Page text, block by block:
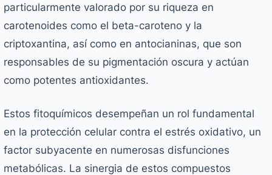
particularmente valorado por su riqueza en
carotenoides como el beta-caroteno y la
criptoxantina, así como en antocianinas, que son
responsables de su pigmentación oscura y actúan
como potentes antioxidantes.
Estos fitoquímicos desempeñan un rol fundamental
en la protección celular contra el estrés oxidativo, un
factor subyacente en numerosas disfunciones
metabólicas. La sinergia de estos compuestos